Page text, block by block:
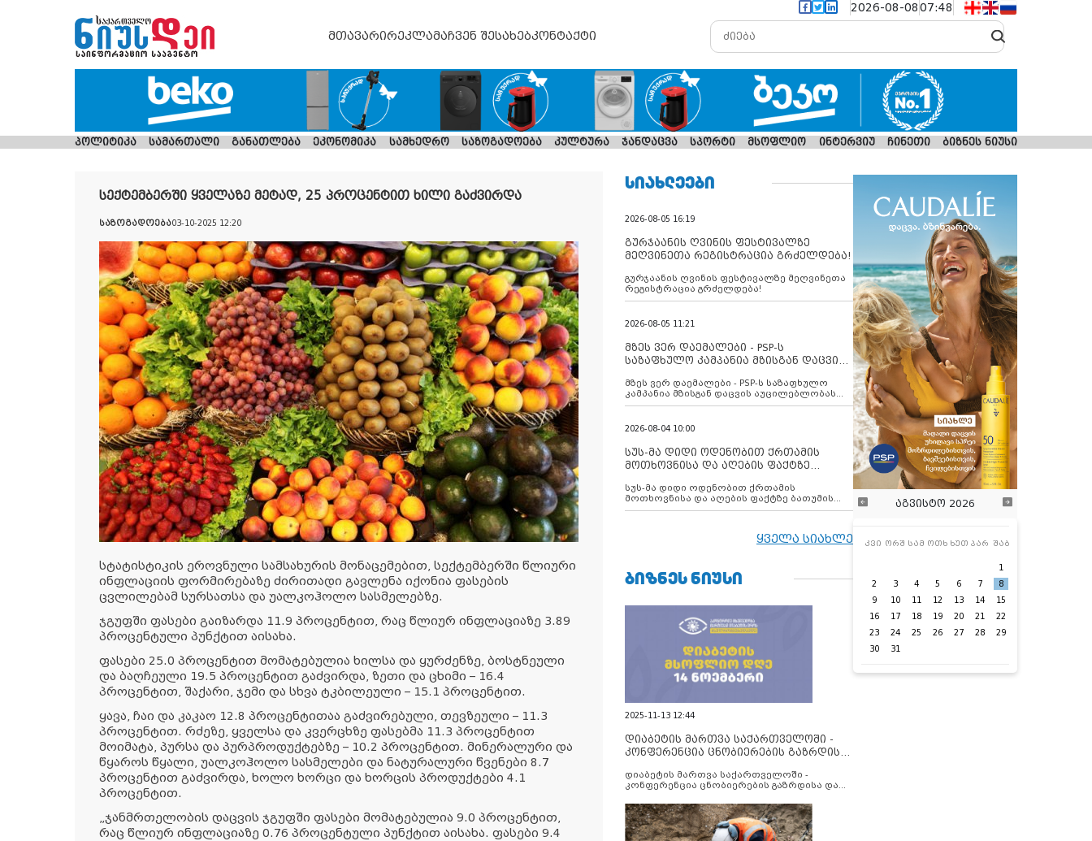
2026-08-0807:48
მთავარირეკლამაჩვენ შესახებკონტაქტი
პოლიტიკა სამართალი განათლება ეკონომიკა სამხედრო საზოგადოება კულტურა ჯანდაცვა სპორტი მსოფლიო ინტერვიუ ჩინეთი ბიზნეს ნიუსი
სექტემბერში ყველაზე მეტად, 25 პროცენტით ხილი გაძვირდა
საზოგადოება03-10-2025 12:20
სტატისტიკის ეროვნული სამსახურის მონაცემებით, სექტემბერში წლიური
ინფლაციის ფორმირებაზე ძირითადი გავლენა იქონია ფასების
ცვლილებამ სურსათსა და უალკოჰოლო სასმელებზე.
ჯგუფში ფასები გაიზარდა 11.9 პროცენტით, რაც წლიურ ინფლაციაზე 3.89
პროცენტული პუნქტით აისახა.
ფასები 25.0 პროცენტით მომატებულია ხილსა და ყურძენზე, ბოსტნეული
და ბაღჩეული 19.5 პროცენტით გაძვირდა, ზეთი და ცხიმი – 16.4
პროცენტით, შაქარი, ჯემი და სხვა ტკბილეული – 15.1 პროცენტით.
ყავა, ჩაი და კაკაო 12.8 პროცენტითაა გაძვირებული, თევზეული – 11.3
პროცენტით. რძეზე, ყველსა და კვერცხზე ფასებმა 11.3 პროცენტით
მოიმატა, პურსა და პურპროდუქტებზე – 10.2 პროცენტით. მინერალური და
წყაროს წყალი, უალკოჰოლო სასმელები და ნატურალური წვენები 8.7
პროცენტით გაძვირდა, ხოლო ხორცი და ხორცის პროდუქტები 4.1
პროცენტით.
„ჯანმრთელობის დაცვის ჯგუფში ფასები მომატებულია 9.0 პროცენტით,
რაც წლიურ ინფლაციაზე 0.76 პროცენტული პუნქტით აისახა. ფასები 9.4
ᲡᲘᲐᲮᲚᲔᲔᲑᲘ
2026-08-05 16:19
გურჯაანის ღვინის ფესტივალზე
მეღვინეთა რეგისტრაცია გრძელდება!
გურჯაანის ღვინის ფესტივალზე მეღვინეთა
რეგისტრაცია გრძელდება!
2026-08-05 11:21
მზეს ვერ დაემალები - PSP-ს
საზაფხულო კამპანია მზისგან დაცვის
მზეს ვერ დაემალები - PSP-ს საზაფხულო
კამპანია მზისგან დაცვის აუცილებლობას
გვახსენებს
2026-08-04 10:00
სუს-მა დიდი ოდენობით ქრთამის
მოთხოვნისა და აღების ფაქტზე
დააკავა
სუს-მა დიდი ოდენობით ქრთამის
მოთხოვნისა და აღების ფაქტზე ბათუმის
მერიის თანამშრომელი დააკავა
ყველა სიახლე
ᲑᲘᲖᲜᲔᲡ ᲜᲘᲣᲡᲘ
2025-11-13 12:44
დიაბეტის მართვა საქართველოში -
კონფერენცია ცნობიერების გაზრდისა
დიაბეტის მართვა საქართველოში -
კონფერენცია ცნობიერების გაზრდისა და
აგვისტო 2026
კვი ორშ სამ ოთხ ხუთ პარ შაბ
1
2
3 4 5 6 7
8
9
10 11 12 13 14
15
16
17 18 19 20 21
22
23
24 25 26 27 28
29
30
31